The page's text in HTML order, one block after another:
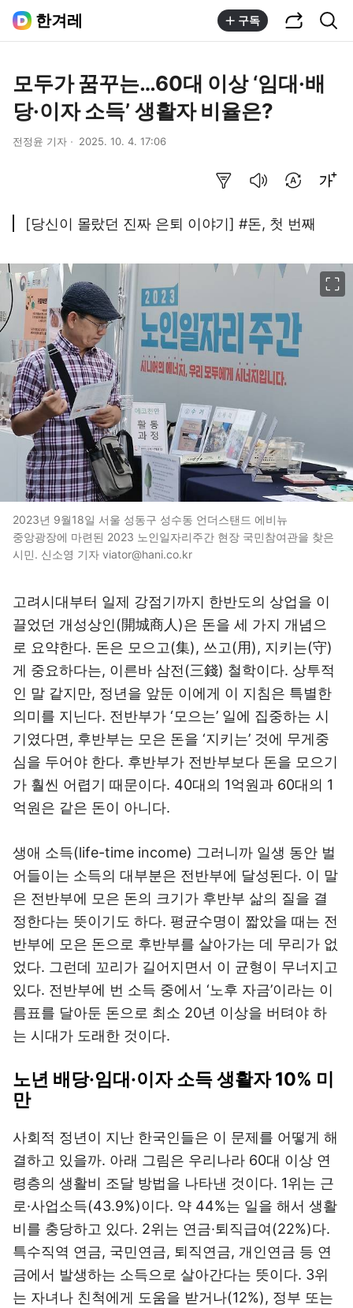
한겨레 구독
모두가 꿈꾸는…60대 이상 ‘임대·배
당·이자 소득’ 생활자 비율은?
전정윤 기자 2025. 10. 4. 17:06
[당신이 몰랐던 진짜 은퇴 이야기] #돈, 첫 번째
2023년 9월18일 서울 성동구 성수동 언더스탠드 에비뉴
중앙광장에 마련된 2023 노인일자리주간 현장 국민참여관을 찾은
시민. 신소영 기자 viator@hani.co.kr
고려시대부터 일제 강점기까지 한반도의 상업을 이
끌었던 개성상인(開城商人)은 돈을 세 가지 개념으
로 요약한다. 돈은 모으고(集), 쓰고(用), 지키는(守)
게 중요하다는, 이른바 삼전(三錢) 철학이다. 상투적
인 말 같지만, 정년을 앞둔 이에게 이 지침은 특별한
의미를 지닌다. 전반부가 ‘모으는’ 일에 집중하는 시
기였다면, 후반부는 모은 돈을 ‘지키는’ 것에 무게중
심을 두어야 한다. 후반부가 전반부보다 돈을 모으기
가 훨씬 어렵기 때문이다. 40대의 1억원과 60대의 1
억원은 같은 돈이 아니다.
생애 소득(life-time income) 그러니까 일생 동안 벌
어들이는 소득의 대부분은 전반부에 달성된다. 이 말
은 전반부에 모은 돈의 크기가 후반부 삶의 질을 결
정한다는 뜻이기도 하다. 평균수명이 짧았을 때는 전
반부에 모은 돈으로 후반부를 살아가는 데 무리가 없
었다. 그런데 꼬리가 길어지면서 이 균형이 무너지고
있다. 전반부에 번 소득 중에서 ‘노후 자금’이라는 이
름표를 달아둔 돈으로 최소 20년 이상을 버텨야 하
는 시대가 도래한 것이다.
노년 배당·임대·이자 소득 생활자 10% 미
만
사회적 정년이 지난 한국인들은 이 문제를 어떻게 해
결하고 있을까. 아래 그림은 우리나라 60대 이상 연
령층의 생활비 조달 방법을 나타낸 것이다. 1위는 근
로·사업소득(43.9%)이다. 약 44%는 일을 해서 생활
비를 충당하고 있다. 2위는 연금·퇴직급여(22%)다.
특수직역 연금, 국민연금, 퇴직연금, 개인연금 등 연
금에서 발생하는 소득으로 살아간다는 뜻이다. 3위
는 자녀나 친척에게 도움을 받거나(12%), 정부 또는